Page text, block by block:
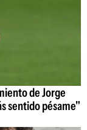
de Jorge
sentido pésame"